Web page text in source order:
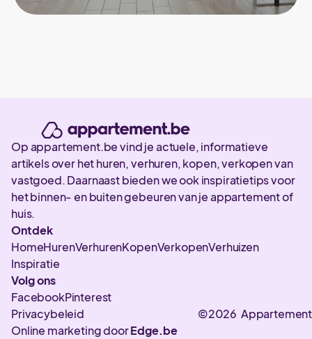
Op appartement.be vind je actuele, informatieve
artikels over het huren, verhuren, kopen, verkopen van
vastgoed. Daarnaast bieden we ook inspiratietips voor
het binnen- en buiten gebeuren van je appartement of
huis.
Ontdek
HomeHurenVerhurenKopenVerkopenVerhuizen
Inspiratie
Volg ons
FacebookPinterest
©2026
Privacybeleid
Online marketing doorEdge.be